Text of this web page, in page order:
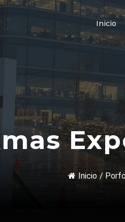
Inicio
Inicio /